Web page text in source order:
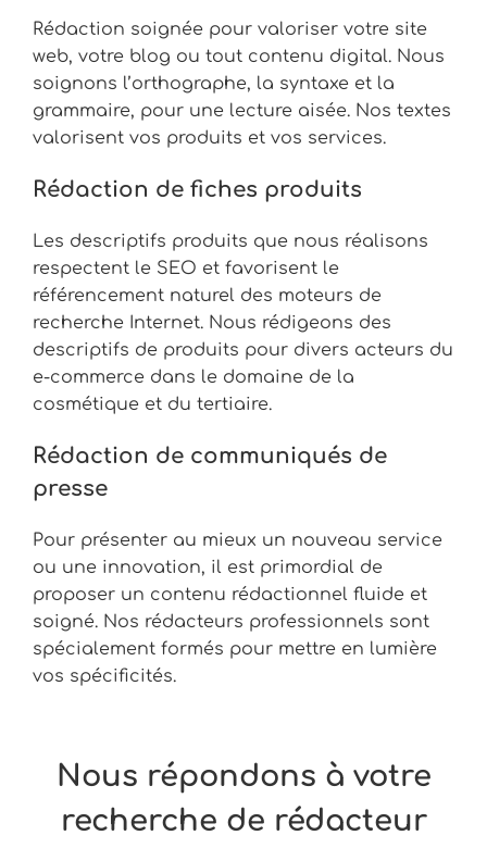
Rédaction soignée pour valoriser votre site
web, votre blog ou tout contenu digital. Nous
soignons l’orthographe, la syntaxe et la
grammaire, pour une lecture aisée. Nos textes
valorisent vos produits et vos services.
Rédaction de fiches produits
Les descriptifs produits que nous réalisons
respectent le SEO et favorisent le
référencement naturel des moteurs de
recherche Internet. Nous rédigeons des
descriptifs de produits pour divers acteurs du
e-commerce dans le domaine de la
cosmétique et du tertiaire.
Rédaction de communiqués de
presse
Pour présenter au mieux un nouveau service
ou une innovation, il est primordial de
proposer un contenu rédactionnel fluide et
soigné. Nos rédacteurs professionnels sont
spécialement formés pour mettre en lumière
vos spécificités.
Nous répondons à votre
recherche de rédacteur